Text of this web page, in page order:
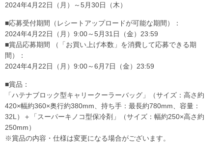
2024年4月22日（月）～5月30日（木）
■応募受付期間（レシートアップロードが可能な期間）：
2024年4月22日（月）9:00～5月31日（金）23:59
■賞品応募期間 （「お買い上げ本数」を消費して応募できる期
間）：
2024年4月22日（月）9:00～6月7日（金）23:59
■賞品：
「ハテナブロック型キャリークーラーバッグ」（サイズ：高さ約
420×幅約360×奥行約380mm、持ち手：最長約780mm、容量：
32L）＋「スーパーキノコ型保冷剤」（サイズ：幅約250×高さ約
250mm）
※賞品の内容・仕様は変更になる場合がございます。